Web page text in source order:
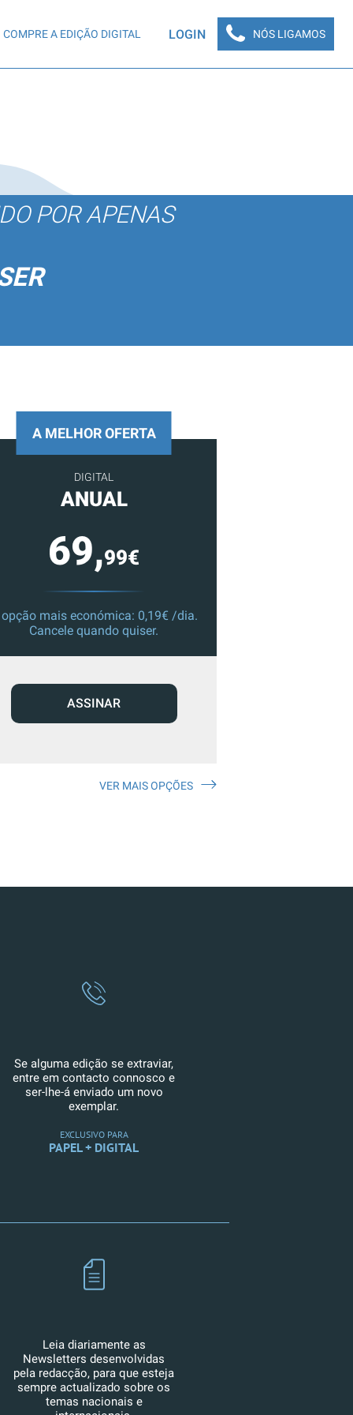
COMPRE A EDIÇÃO DIGITAL LOGIN NÓS LIGAMOS
POR APENAS
A MELHOR OFERTA
DIGITAL
ANUAL
69,99€
mais económica: 0,19€ /dia.
Cancele quando quiser.
ASSINAR
VER MAIS OPÇÕES
Se alguma edição se extraviar,
entre em contacto connosco e
ser-lhe-á enviado um novo
exemplar.
EXCLUSIVO PARA
PAPEL + DIGITAL
Leia diariamente as
Newsletters desenvolvidas
pela redacção, para que esteja
sempre actualizado sobre os
temas nacionais e